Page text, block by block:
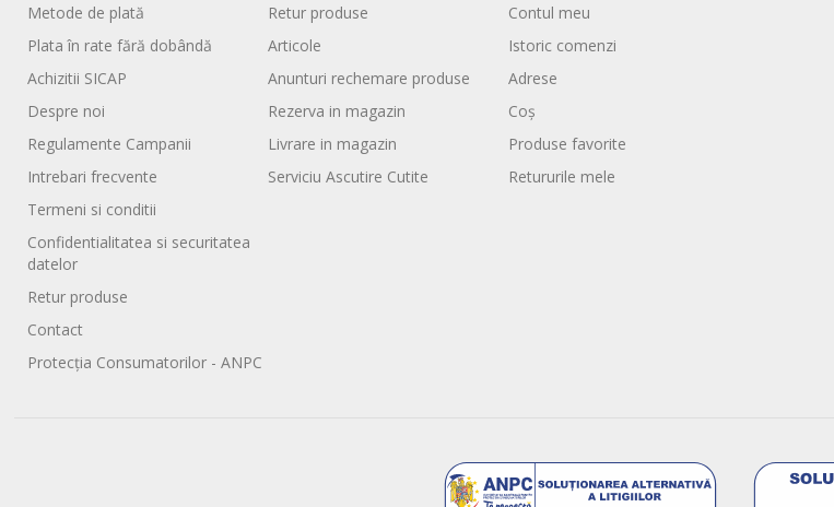
Metode de plată
Plata în rate fără dobândă
Achizitii SICAP
Despre noi
Regulamente Campanii
Intrebari frecvente
Termeni si conditii
Confidentialitatea si securitatea
datelor
Retur produse
Contact
Protecția Consumatorilor - ANPC
Retur produse
Articole
Anunturi rechemare produse
Rezerva in magazin
Livrare in magazin
Serviciu Ascutire Cutite
Contul meu
Istoric comenzi
Adrese
Coș
Produse favorite
Retururile mele